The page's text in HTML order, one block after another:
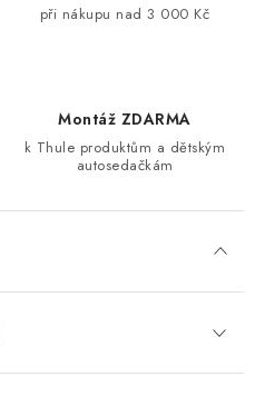
při nákupu nad 3 000 Kč
Montáž ZDARMA
k Thule produktům a dětským
autosedačkám